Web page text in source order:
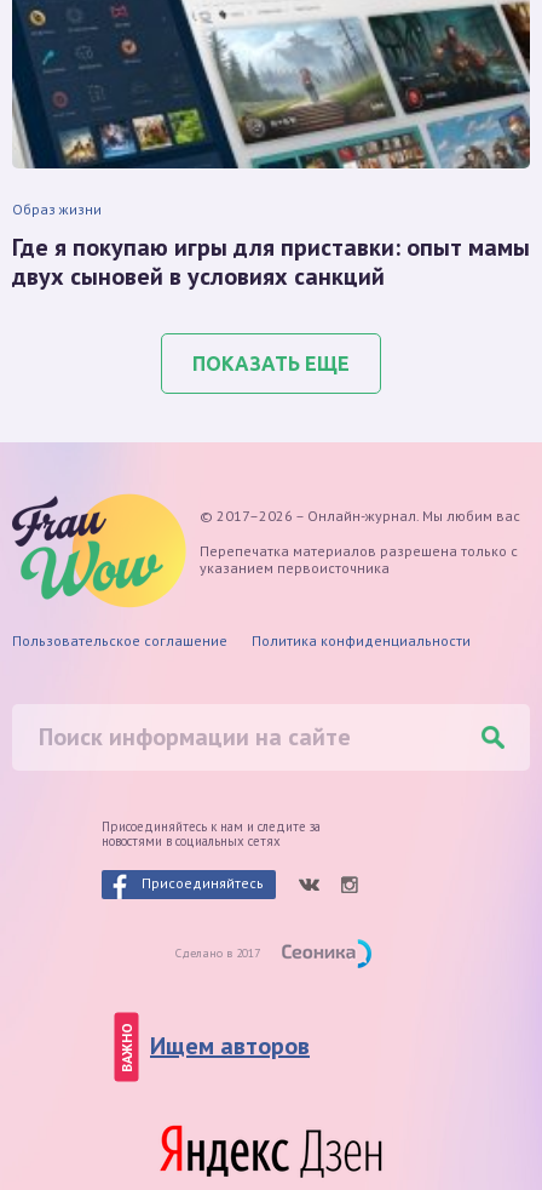
Образ жизни
Где я покупаю игры для приставки: опыт мамы
двух сыновей в условиях санкций
ПОКАЗАТЬ ЕЩЕ
© 2017–2026 – Онлайн-журнал. Мы любим вас
Перепечатка материалов разрешена только с
указанием первоисточника
Пользовательское соглашение Политика конфиденциальности
Присоединяйтесь к нам и следите за
новостями в социальных сетях
Присоединяйтесь
Сделано в 2017
ВАЖНО Ищем авторов